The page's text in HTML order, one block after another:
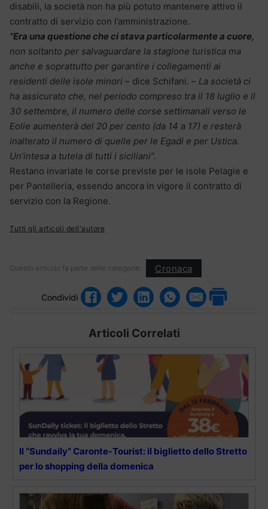
disabili, la società non ha più potuto mantenere attivo il
contratto di servizio con l’amministrazione.
“Era una questione che ci stava particolarmente a cuore,
non soltanto per salvaguardare la stagione turistica ma
anche e soprattutto per garantire i collegamenti ai
residenti delle isole minori – dice Schifani. – La società ci
ha assicurato che, nel periodo compreso tra il 18 luglio e il
30 settembre, il numero delle corse settimanali verso le
Eolie aumenterà del 20 per cento (da 14 a 17) e resterà
inalterato il numero di quelle per le Egadi e per Ustica.
Un’intesa a tutela di tutti i siciliani”.
Restano invariate le corse previste per le isole Pelagie e
per Pantelleria, essendo ancora in vigore il contratto di
servizio con la Regione.
Tutti gli articoli dell'autore
Questo articolo fa parte delle categorie: Cronaca
Condividi
Articoli Correlati
Il “Sundaily” Caronte-Tourist: il biglietto dello Stretto
per lo shopping della domenica